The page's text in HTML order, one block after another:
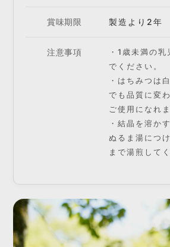
賞味期限 製造より2年
注意事項
・1歳未満の
でください。
・はちみつは
でも品質に変
ご使用になれま
・結晶を溶か
ぬるま湯につ
まで湯煎して